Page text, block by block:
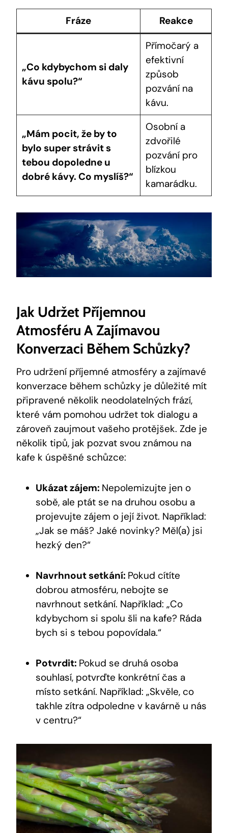
Fráze Reakce
„Co kdybychom si daly
kávu spolu?“
Přímočarý a
efektivní
způsob
pozvání na
kávu.
„Mám pocit, že by to
bylo super strávit s
tebou dopoledne u
dobré kávy. Co myslíš?“
Osobní a
zdvořilé
pozvání pro
blízkou
kamarádku.
Jak Udržet Příjemnou
Atmosféru A Zajímavou
Konverzaci Během Schůzky?
Pro udržení příjemné atmosféry a zajímavé
konverzace během schůzky je důležité mít
připravené několik neodolatelných frází,
které vám pomohou udržet tok dialogu a
zároveň zaujmout vašeho protějšek. Zde je
několik tipů, jak pozvat svou známou na
kafe k úspěšné schůzce:
Ukázat zájem: Nepolemizujte jen o
sobě, ale ptát se na druhou osobu a
projevujte zájem o její život. Například:
„Jak se máš? Jaké novinky? Měl(a) jsi
hezký den?“
Navrhnout setkání: Pokud cítíte
dobrou atmosféru, nebojte se
navrhnout setkání. Například: „Co
kdybychom si spolu šli na kafe? Ráda
bych si s tebou popovídala.“
Potvrdit: Pokud se druhá osoba
souhlasí, potvrďte konkrétní čas a
místo setkání. Například: „Skvěle, co
takhle zítra odpoledne v kavárně u nás
v centru?“